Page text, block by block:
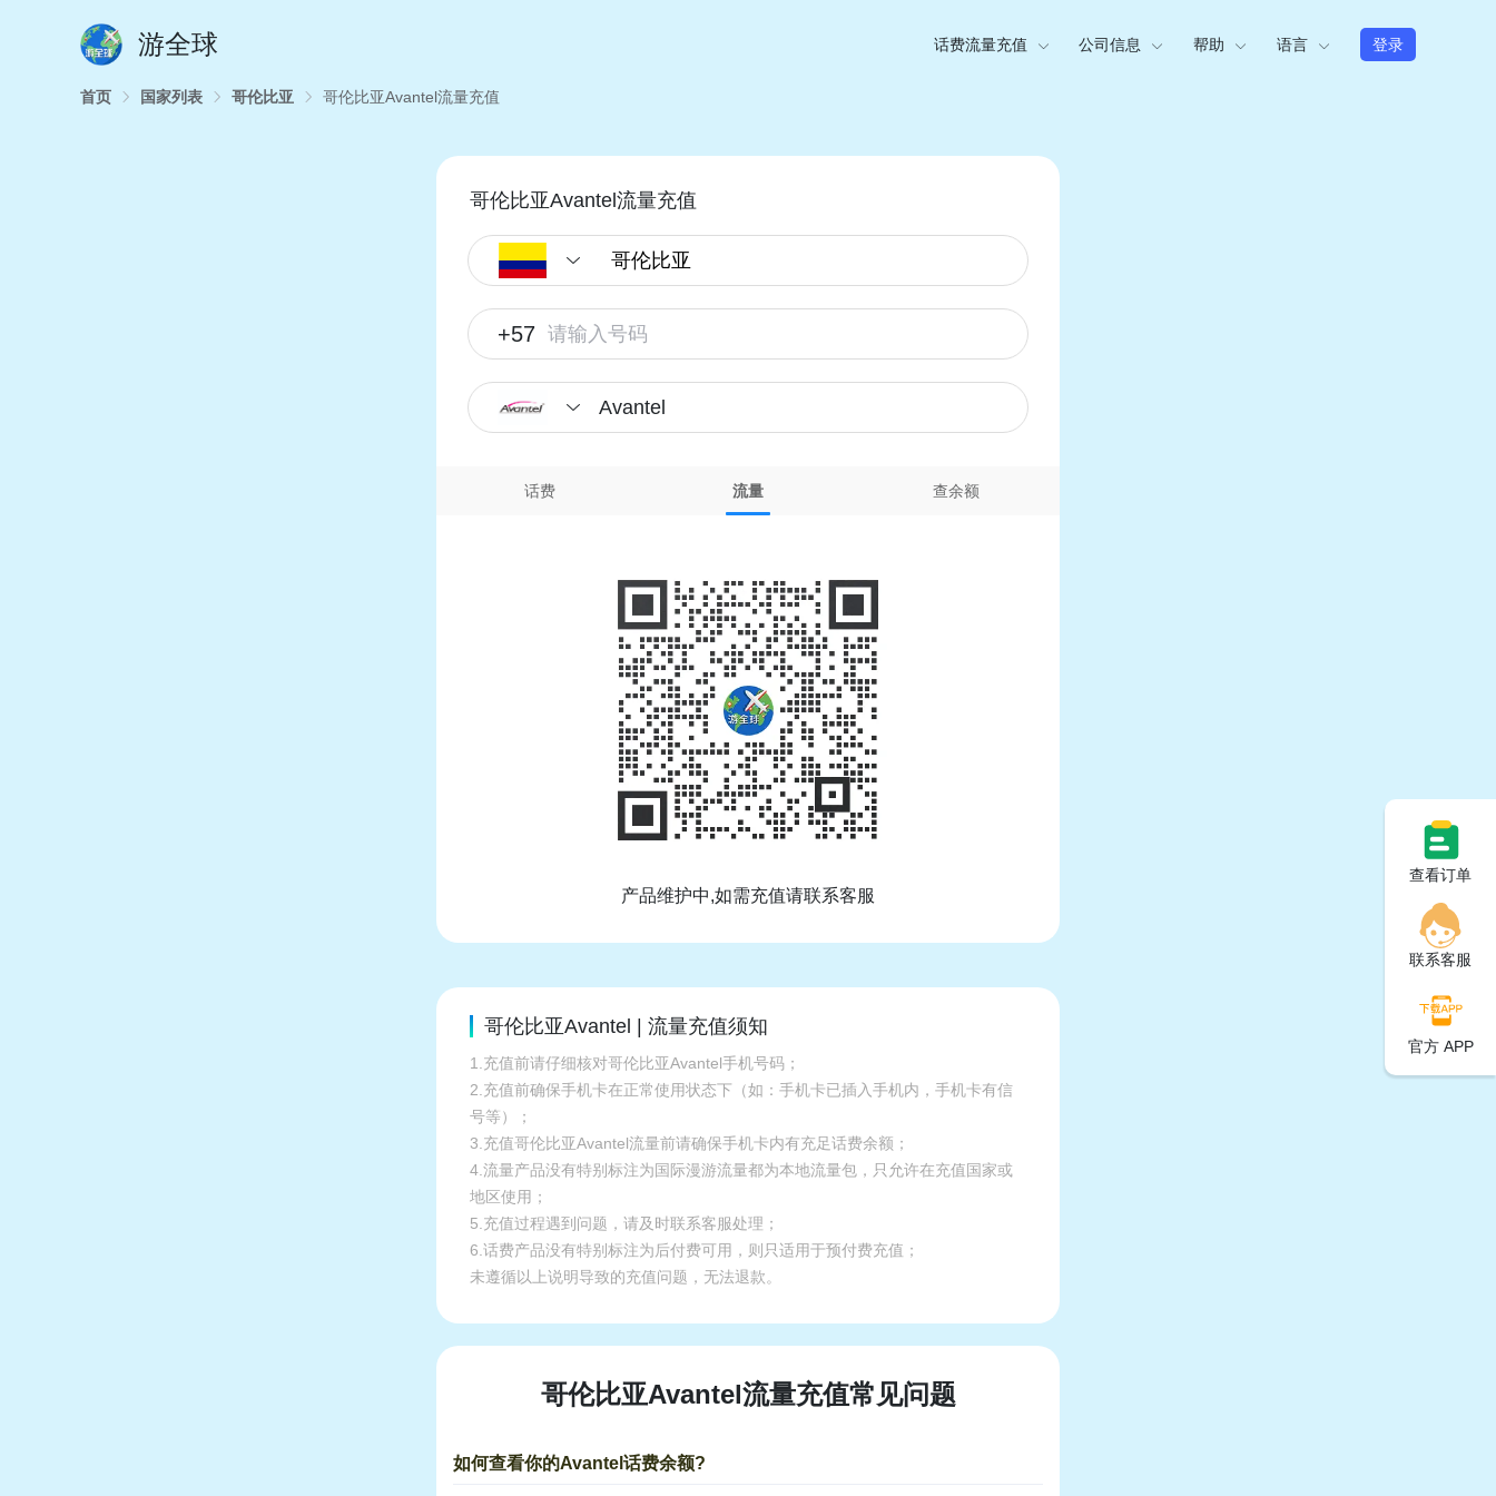
游全球 话费流量充值 公司信息 帮助 语言 登录
首页 国家列表 哥伦比亚 哥伦比亚Avantel流量充值
哥伦比亚Avantel流量充值
+57
Avantel
话费 流量 查余额
产品维护中,如需充值请联系客服
哥伦比亚Avantel | 流量充值须知
1.充值前请仔细核对哥伦比亚Avantel手机号码；
2.充值前确保手机卡在正常使用状态下（如：手机卡已插入手机内，手机卡有信
号等）；
3.充值哥伦比亚Avantel流量前请确保手机卡内有充足话费余额；
4.流量产品没有特别标注为国际漫游流量都为本地流量包，只允许在充值国家或
地区使用；
5.充值过程遇到问题，请及时联系客服处理；
6.话费产品没有特别标注为后付费可用，则只适用于预付费充值；
未遵循以上说明导致的充值问题，无法退款。
哥伦比亚Avantel流量充值常见问题
如何查看你的Avantel话费余额?
查看订单
联系客服
官方 APP